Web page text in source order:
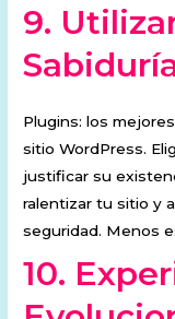
9.
Plugins: los
sitio WordPress.
justificar su
ralentizar tu sitio y
seguridad. Menos
10.